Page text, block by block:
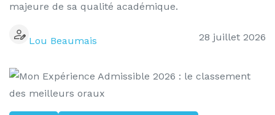
majeure de sa qualité académique.
Lou Beaumais 28 juillet 2026